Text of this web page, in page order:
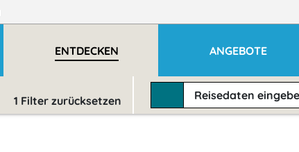
ENTDECKEN ANGEBOTE
1 Filter zurücksetzen Reisedaten